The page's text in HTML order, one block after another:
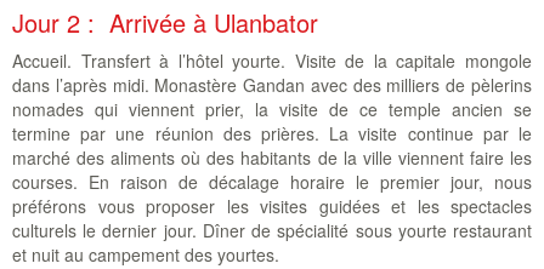
Jour 2 : Arrivée à Ulanbator
Accueil. Transfert à l’hôtel yourte. Visite de la capitale mongole
dans l’après midi. Monastère Gandan avec des milliers de pèlerins
nomades qui viennent prier, la visite de ce temple ancien se
termine par une réunion des prières. La visite continue par le
marché des aliments où des habitants de la ville viennent faire les
courses. En raison de décalage horaire le premier jour, nous
préférons vous proposer les visites guidées et les spectacles
culturels le dernier jour. Dîner de spécialité sous yourte restaurant
et nuit au campement des yourtes.